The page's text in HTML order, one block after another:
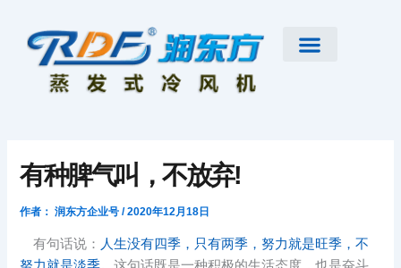
有种脾气叫，不放弃!
作者： 润东方企业号/2020年12月18日
有句话说： 人生没有四季，只有两季，努力就是旺季，不
努力就是淡季。这句话既是一种积极的生活态度，也是奋斗